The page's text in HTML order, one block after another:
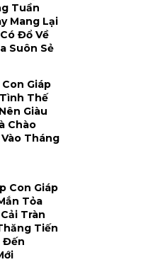
Tuần
Mang Lại
Đổ Về
Suôn Sẻ
Giáp
Thế
Giàu
Chào
Tháng
Con Giáp
Tỏa
Tràn
Tiến
Đến